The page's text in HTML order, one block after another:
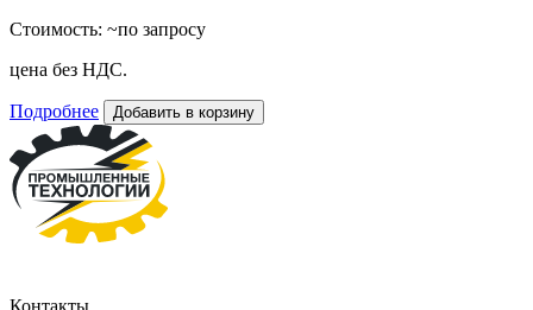
Стоимость: ~по запросу
цена без НДС.
Подробнее Добавить в корзину
Контакты